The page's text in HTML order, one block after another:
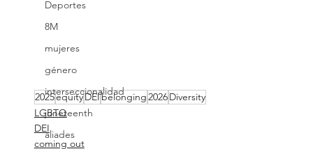
Deportes
8M
mujeres
género
interseccionalidad
juneteenth
aliades
2025equityDEIbelonging2026Diversity
LGBTQ
DEI
coming out